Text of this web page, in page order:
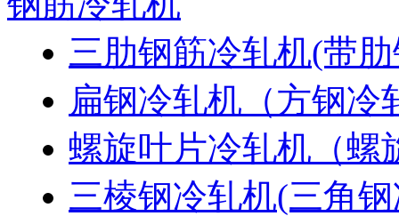
三肋钢筋冷轧机(带
扁钢冷轧机（方钢冷
螺旋叶片冷轧机（螺
三棱钢冷轧机(三角